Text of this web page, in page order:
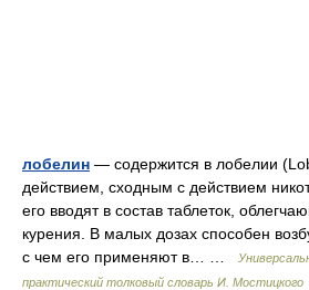
лобелин — содержится в лобелии
действием, сходным с действием
его вводят в состав таблеток,
курения. В малых дозах способен
с чем его применяют в… …
практический толковый словарь И. Мостицкого